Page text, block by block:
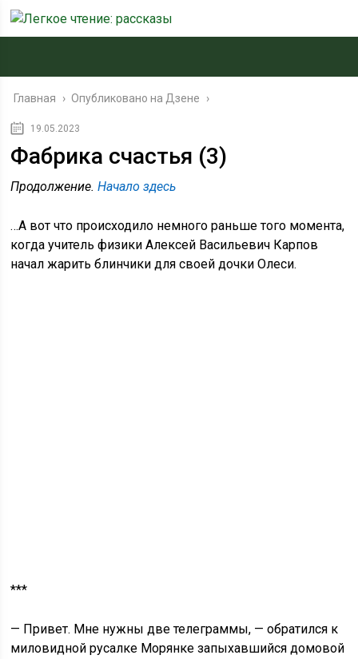
Главная › Опубликовано на Дзене ›
19.05.2023
Фабрика счастья (3)
Продолжение.Начало здесь
…А вот что происходило немного раньше того момента,
когда учитель физики Алексей Васильевич Карпов
начал жарить блинчики для своей дочки Олеси.
***
— Привет. Мне нужны две телеграммы, — обратился к
миловидной русалке Морянке запыхавшийся домовой